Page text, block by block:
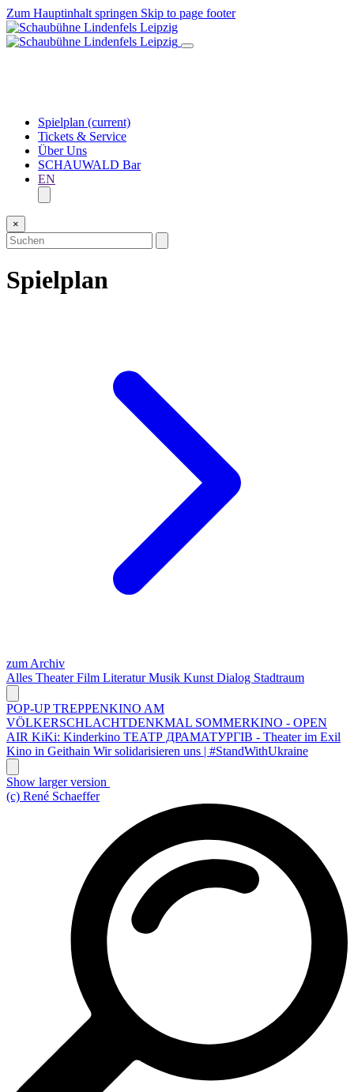
Zum Hauptinhalt springen Skip to page footer
Spielplan (current)
Tickets & Service
Über Uns
SCHAUWALD Bar
EN
×
Spielplan
zum Archiv
Alles TheaterFilm LiteraturMusik Kunst Dialog Stadtraum
POP-UP TREPPENKINO AM
VÖLKERSCHLACHTDENKMAL SOMMERKINO - OPEN
AIR KiKi: Kinderkino ТЕАТР ДРАМАТУРГІВ - Theater im Exil
Kino in Geithain Wir solidarisieren uns | #StandWithUkraine
Show larger version
(c) René Schaeffer